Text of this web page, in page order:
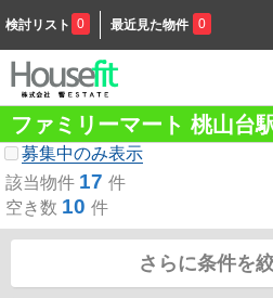
検討リスト 0 最近見た物件 0
ファミリーマート 桃山台
募集中のみ表示
該当物件 17 件
空き数 10 件
さらに条件を